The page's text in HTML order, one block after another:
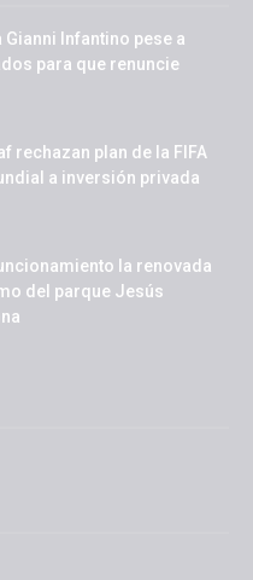
Gianni Infantino pese a
para que renuncie
rechazan plan de la FIFA
a inversión privada
la renovada
del parque Jesús